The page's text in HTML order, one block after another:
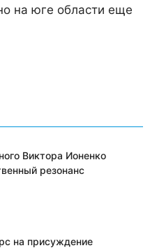
на юге области еще
Виктора Ионенко
резонанс
на присуждение